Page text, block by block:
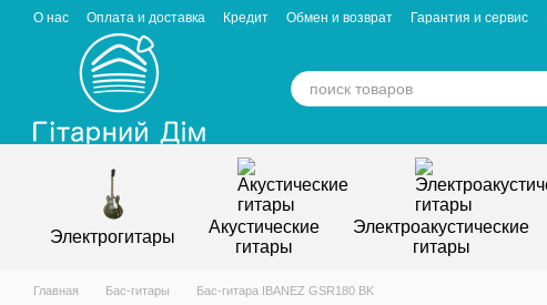
Перейти к основному контенту
О нас Оплата и доставка Кредит Обмен и возврат Гарантия и сервис
Отзывы о магазине
Электрогитары
Акустические
гитары
Электроакустические
гитары
Главная Бас-гитары Бас-гитара IBANEZ GSR180 BK